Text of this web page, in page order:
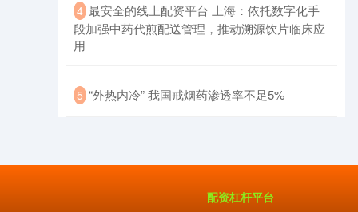
4 ​最安全的线上配资平台 上海：依托数字化手
段加强中药代煎配送管理，推动溯源饮片临床应
用
5 ​“外热内冷” 我国戒烟药渗透率不足5%
配资杠杆平台